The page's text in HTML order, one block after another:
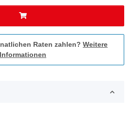
Raten zahlen? Weitere
Informationen